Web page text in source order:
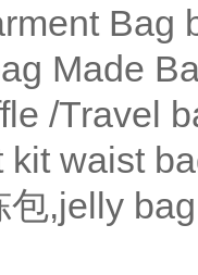
Bag
Made
/Travel
kit waist
包,jelly bag